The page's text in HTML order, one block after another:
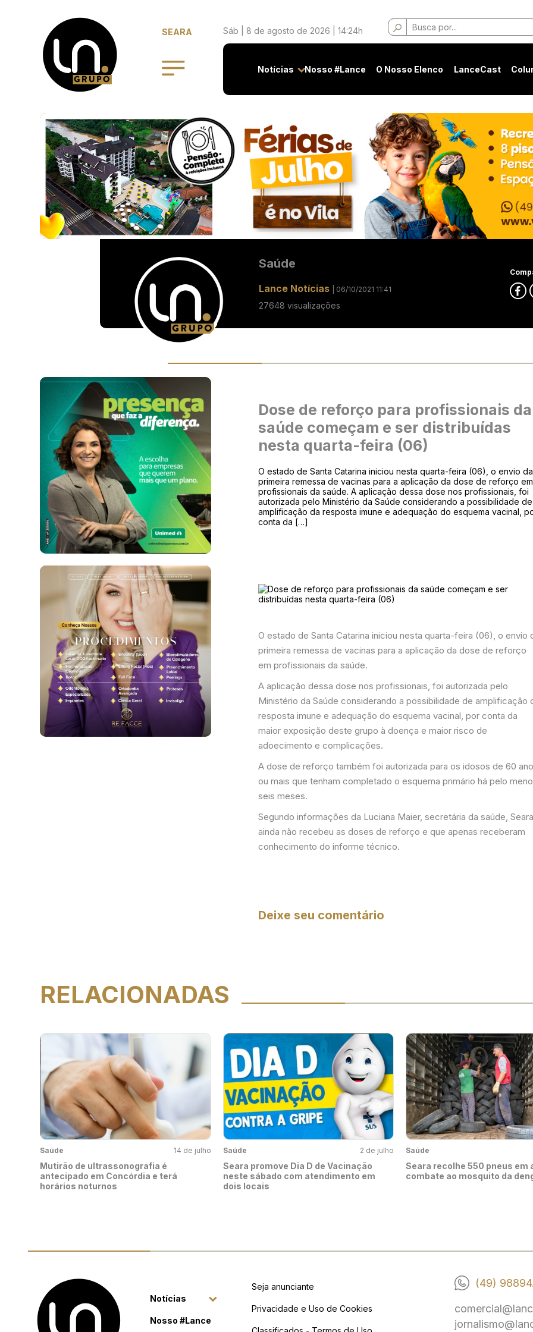
SEARA Sáb | 8 de agosto de 2026 | 14:24h
Buscar
por:
Notícias Nosso #Lance O Nosso Elenco LanceCast
Saúde
Lance Notícias | 06/10/2021 11:41
27648 visualizações
Dose de reforço para profissionais da
saúde começam e ser distribuídas
nesta quarta-feira (06)
O estado de Santa Catarina iniciou nesta quarta-feira (06), o envio da
primeira remessa de vacinas para a aplicação da dose de reforço em
profissionais da saúde. A aplicação dessa dose nos profissionais, foi
autorizada pelo Ministério da Saúde considerando a possibilidade de
amplificação da resposta imune e adequação do esquema vacinal,
conta da […]
O estado de Santa Catarina iniciou nesta quarta-feira (06), o envio
primeira remessa de vacinas para a aplicação da dose de reforço
em profissionais da saúde.
A aplicação dessa dose nos profissionais, foi autorizada pelo
Ministério da Saúde considerando a possibilidade de amplificação
resposta imune e adequação do esquema vacinal, por conta da
maior exposição deste grupo à doença e maior risco de
adoecimento e complicações.
A dose de reforço também foi autorizada para os idosos de 60
ou mais que tenham completado o esquema primário há pelo
seis meses.
Segundo informações da Luciana Maier, secretária da saúde,
ainda não recebeu as doses de reforço e que apenas receberam
conhecimento do informe técnico.
Deixe seu comentário
RELACIONADAS
Saúde 14 de julho
Mutirão de ultrassonografia é
antecipado em Concórdia e terá
horários noturnos
Saúde 2 de julho
Seara promove Dia D de Vacinação
neste sábado com atendimento em
dois locais
Saúde
Seara recolhe 550 pneus em
combate ao mosquito da
Notícias
Nosso #Lance
Seja anunciante
Privacidade e Uso de Cookies
(49)